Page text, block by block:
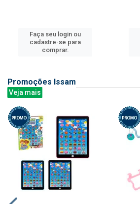
Faça seu login ou
cadastre-se para
comprar.
Promoções Issam
Veja mais